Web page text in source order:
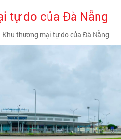
tự do của Đà Nẵng
thương mại tự do của Đà Nẵng